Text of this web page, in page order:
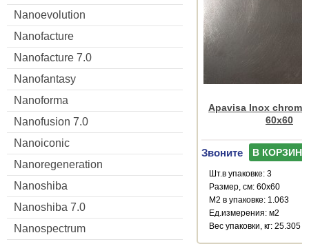
Nanoevolution
Nanofacture
Nanofacture 7.0
Nanofantasy
Nanoforma
Nanofusion 7.0
Nanoiconic
Nanoregeneration
Nanoshiba
Nanoshiba 7.0
Nanospectrum
Apavisa Inox
60x60
Звоните В КОРЗИНУ
Шт.в упаковке: 3
Размер, см: 60x60
М2 в упаковке: 1.063
Ед.измерения: м2
Веc упаковки, кг: 25.305